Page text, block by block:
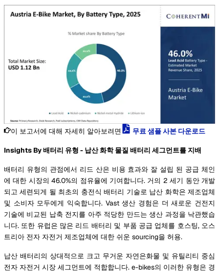
이 보고서에 대해 자세히 알아보려면 무료 샘플 사본 다운로드
Insights By 배터리 유형 - 납산 화학 물질 배터리 세그먼트를 지배
배터리 유형의 관점에서 리드 산은 비용 효과와 잘 설립 된 공급 체인
에 대한 시장의 46.0%의 점유율에 기여합니다. 거의 2 세기 동안 개발
되고 세련되게 될 최초의 충전식 배터리 기술로 납산 화학은 제조업체
및 소비자 모두에게 익숙합니다. Vast 생산 경험은 더 새로운 건전지
기술에 비교된 납축 전지를 아주 적당한 만드는 생산 과정을 낙관했습
니다. 또한 유럽은 많은 리드 배터리 및 부품 공급 업체를 호스팅, 오스
트리아 전자 자전거 제조업체에 대한 쉬운 sourcing을 허용.
납산 배터리의 상대적으로 크고 무거운 자연은화물 및 유틸리티 중심
전자 자전거 시장 세그먼트에 적합합니다. e-bikes의 이러한 유형은 경